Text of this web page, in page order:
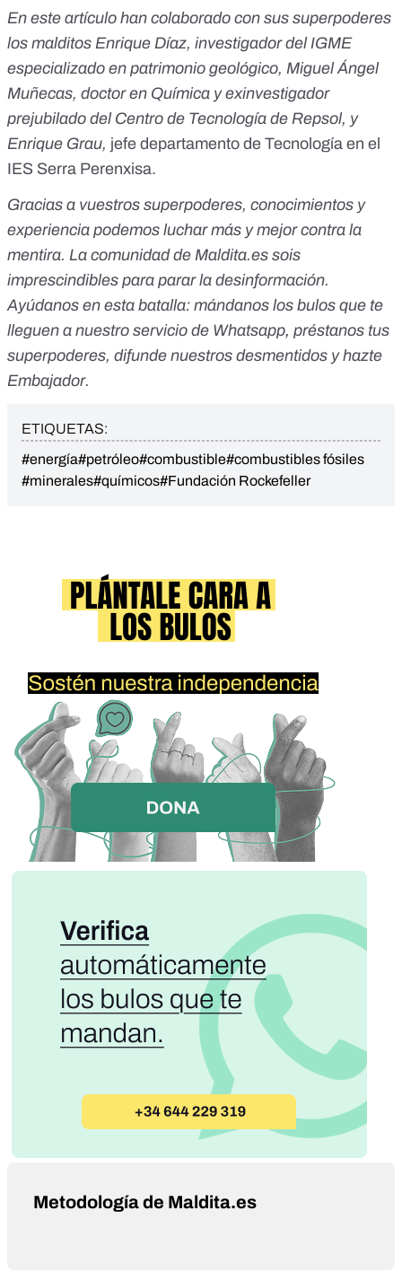
En este artículo han colaborado con sus superpoderes
los malditos Enrique Díaz, investigador del IGME
especializado en patrimonio geológico, Miguel Ángel
Muñecas, doctor en Química yexinvestigador
prejubilado del Centro de Tecnología de Repsol, y
Enrique Grau, jefe departamento de Tecnología en el
IES Serra Perenxisa.
Gracias a vuestros superpoderes, conocimientos y
experiencia podemos luchar más y mejor contra la
mentira. La comunidad de Maldita.es sois
imprescindibles para parar la desinformación.
Ayúdanos en esta batalla: mándanos los bulos que te
lleguen a nuestro servicio de Whatsapp, préstanos tus
superpoderes, difunde nuestros desmentidos yhazte
Embajador.
ETIQUETAS:
#energía#petróleo#combustible#combustibles fósiles
#minerales#químicos#Fundación Rockefeller
Metodología de Maldita.es